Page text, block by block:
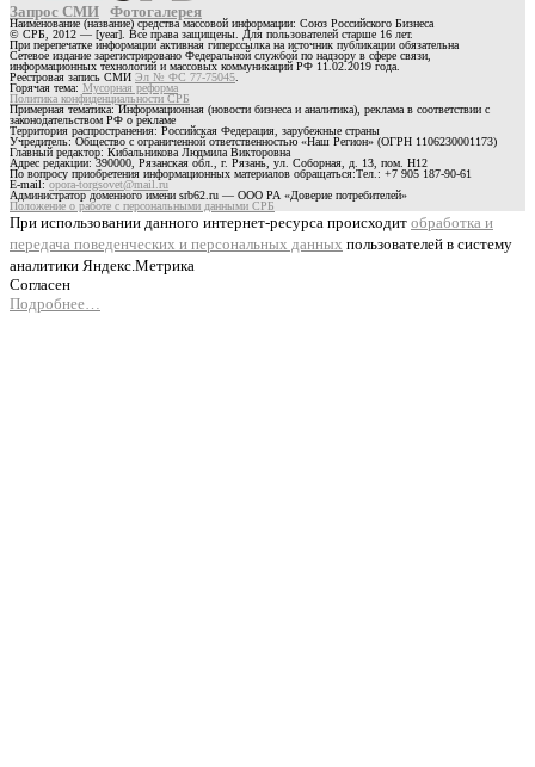
Запрос СМИ Фотогалерея
Наименование (название) средства массовой информации: Союз Российского Бизнеса
© СРБ, 2012 — [year]. Все права защищены. Для пользователей старше 16 лет.
При перепечатке информации активная гиперссылка на источник публикации обязательна
Сетевое издание зарегистрировано Федеральной службой по надзору в сфере связи,
информационных технологий и массовых коммуникаций РФ 11.02.2019 года.
Реестровая запись СМИ Эл № ФС 77-75045
Горячая тема: Мусорная реформа
Политика конфиденциальности СРБ
Примерная тематика: Информационная (новости бизнеса и аналитика), реклама в соответствии с
законодательством РФ о рекламе
Территория распространения: Российская Федерация, зарубежные страны
Учредитель: Общество с ограниченной ответственностью «Наш Регион» (ОГРН 1106230001173)
Главный редактор: Кибальникова Людмила Викторовна
Адрес редакции: 390000, Рязанская обл., г. Рязань, ул. Соборная, д. 13, пом. Н12
По вопросу приобретения информационных материалов обращаться:Тел.: +7 905 187-90-61
E-mail:opora-torgsovet@mail.ru
Администратор доменного имени srb62.ru — ООО РА «Доверие потребителей»
Положение о работе с персональными данными СРБ
При использовании данного интернет-ресурса происходит обработка и
передача поведенческих и персональных данных пользователей в систему
аналитики Яндекс.Метрика
Согласен
Подробнее…